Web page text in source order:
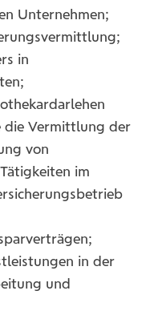
Unternehmen;
in
die Vermittlung der
von
im
in der
und